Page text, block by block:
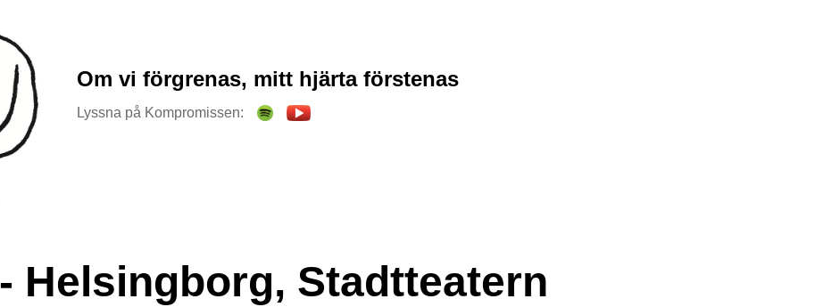
Om vi förgrenas, mitt hjärta förstenas
Lyssna på Kompromissen:
Helsingborg, Stadtteatern